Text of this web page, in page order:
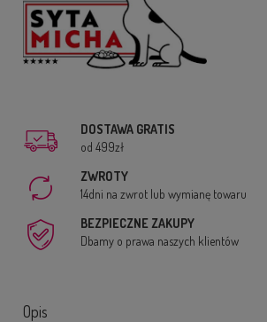
DOSTAWA GRATIS
od 499zł
ZWROTY
14dni na zwrot lub wymianę towaru
BEZPIECZNE ZAKUPY
Dbamy o prawa naszych klientów
Opis